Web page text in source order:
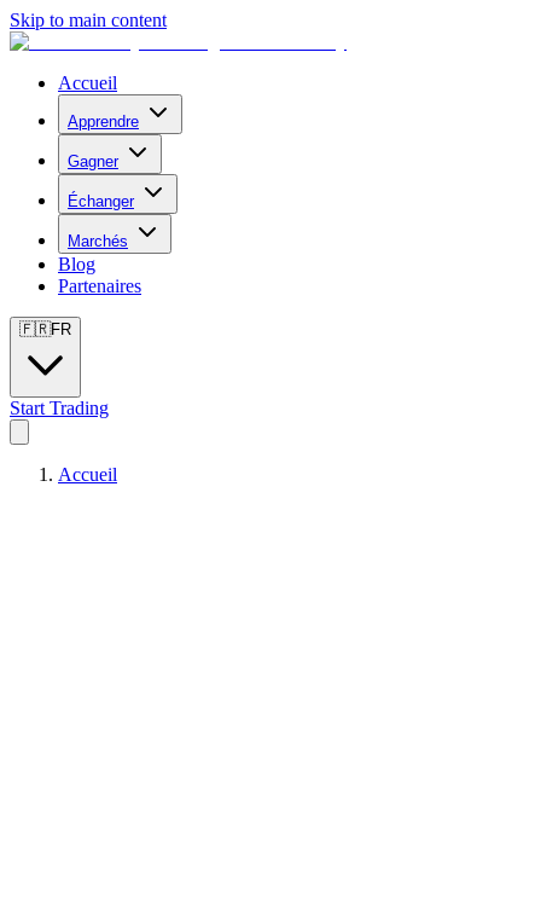
Skip to main content
Accueil
Apprendre
Gagner
Échanger
Marchés
Blog
Partenaires
🇫🇷FR
Start Trading
Accueil